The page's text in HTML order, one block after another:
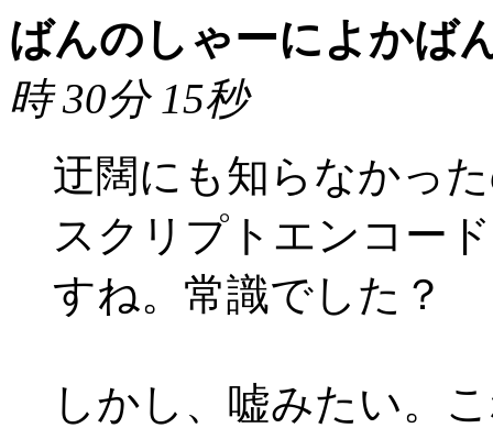
ばんのしゃーによかば
時 30分 15秒
迂闊にも知らなかっ
スクリプトエンコー
すね。常識でした？
しかし、嘘みたい。